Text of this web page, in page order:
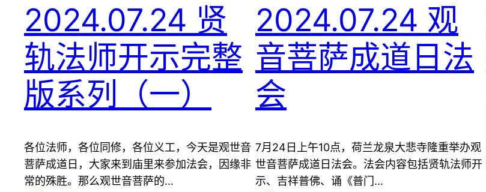
2024.07.24 贤
轨法师开示完整
版系列（一）
各位法师，各位同修，各位义工，今天是观世音
菩萨成道日，大家来到庙里来参加法会，因缘非
常的殊胜。那么观世音菩萨的…
2024.07.24 观
音菩萨成道日法
会
7月24日上午10点，荷兰龙泉大悲寺隆重举办观
世音菩萨成道日法会。法会内容包括贤轨法师开
示、吉祥普佛、诵《普门…